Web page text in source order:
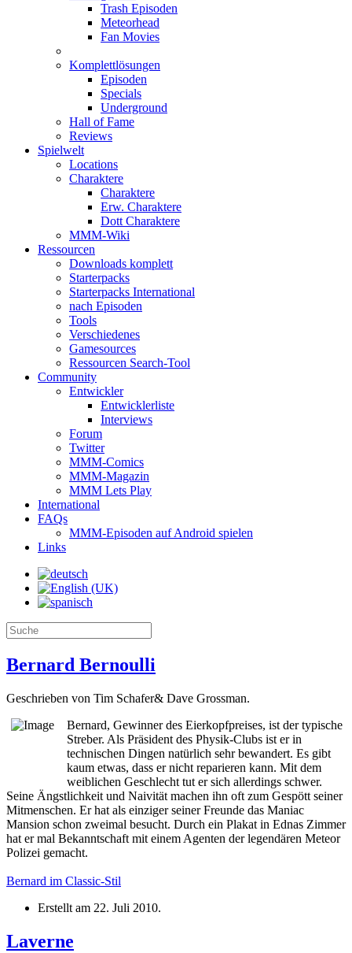
Trash Episoden
Meteorhead
Fan Movies
Komplettlösungen
Episoden
Specials
Underground
Hall of Fame
Reviews
Spielwelt
Locations
Charaktere
Charaktere
Erw. Charaktere
Dott Charaktere
MMM-Wiki
Ressourcen
Downloads komplett
Starterpacks
Starterpacks International
nach Episoden
Tools
Verschiedenes
Gamesources
Ressourcen Search-Tool
Community
Entwickler
Entwicklerliste
Interviews
Forum
Twitter
MMM-Comics
MMM-Magazin
MMM Lets Play
International
FAQs
MMM-Episoden auf Android spielen
Links
Bernard Bernoulli
Geschrieben von Tim Schafer& Dave Grossman.
Bernard, Gewinner des Eierkopfpreises, ist der typische
Streber. Als Präsident des Physik-Clubs ist er in
technischen Dingen natürlich sehr bewandert. Es gibt
kaum etwas, dass er nicht reparieren kann. Mit dem
weiblichen Geschlecht tut er sich allerdings schwer.
Seine Ängstlichkeit und Naivität machen ihn oft zum Gespött seiner
Mitmenschen. Er hat als einziger seiner Freunde das Maniac
Mansion schon zweimal besucht. Durch ein Plakat in Ednas Zimmer
hat er mal Bekanntschaft mit einem Agenten der legendären Meteor
Polizei gemacht.
Bernard im Classic-Stil
Erstellt am 22. Juli 2010.
Laverne